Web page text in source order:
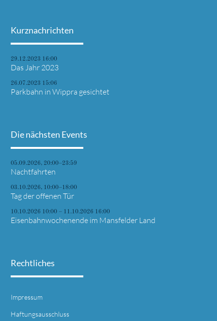
Kurznachrichten
29.12.2023 16:00
Das Jahr 2023
26.07.2023 15:06
Parkbahn in Wippra gesichtet
Die nächsten Events
05.09.2026, 20:00–23:59
Nachtfahrten
03.10.2026, 10:00–18:00
Tag der offenen Tür
10.10.2026 10:00 – 11.10.2026 16:00
Eisenbahnwochenende im Mansfelder Land
Rechtliches
Impressum
Haftungsausschluss